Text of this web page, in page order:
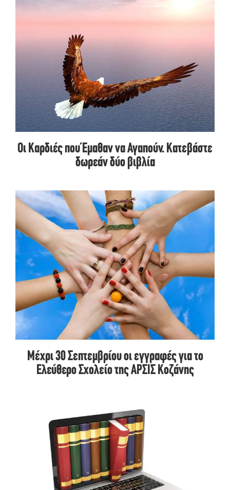
Οι Καρδιές που Έμαθαν να Αγαπούν. Κατεβάστε
δωρεάν δύο βιβλία
Μέχρι 30 Σεπτεμβρίου οι εγγραφές για το
Ελεύθερο Σχολείο της ΑΡΣΙΣ Κοζάνης